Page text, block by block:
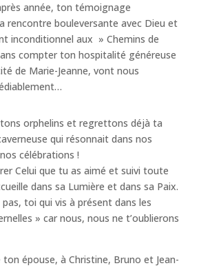
année, ton témoignage
rencontre bouleversante avec Dieu et
inconditionnel aux » Chemins de
compter ton hospitalité généreuse
de Marie-Jeanne, vont nous
orphelins et regrettons déjà ta
qui résonnait dans nos
célébrations !
Celui que tu as aimé et suivi toute
dans sa Lumière et dans sa Paix.
toi qui vis à présent dans les
» car nous, nous ne t’oublierons
ton épouse, à Christine, Bruno et Jean-